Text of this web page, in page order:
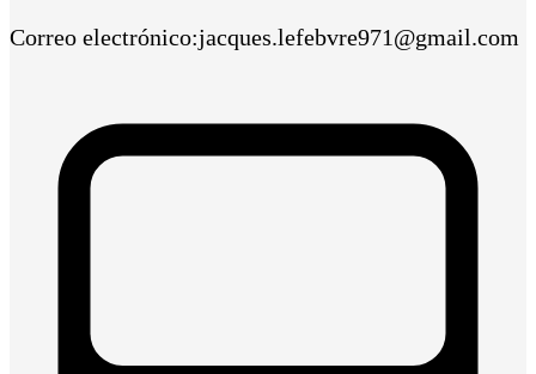
Correo electrónico:jacques.lefebvre971@gmail.com